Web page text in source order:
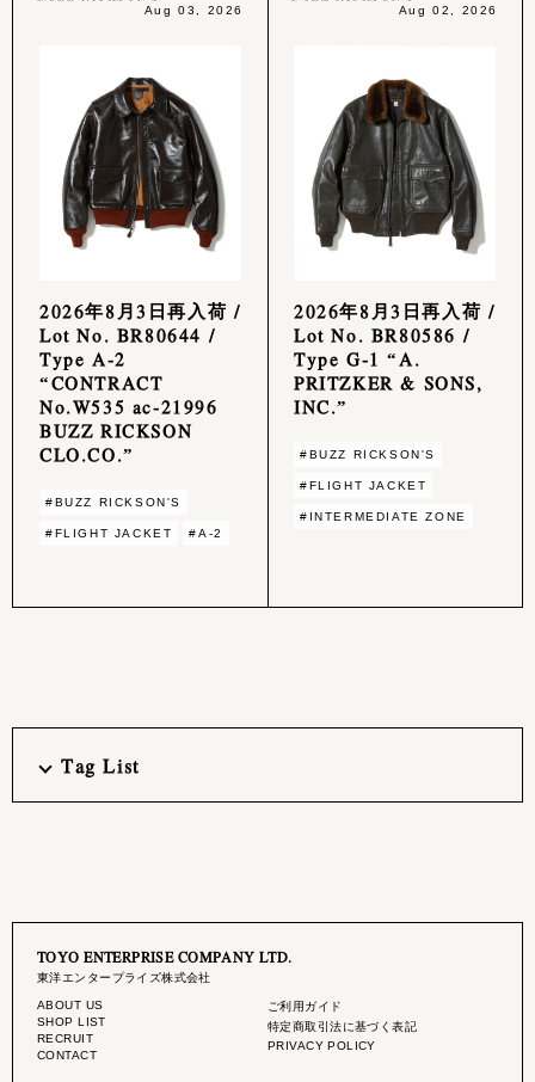
Aug 03, 2026
2026年8月3日再入荷 /
Lot No. BR80644 /
Type A-2
“CONTRACT
No.W535 ac-21996
BUZZ RICKSON
CLO.CO.”
#BUZZ RICKSON'S
#FLIGHT JACKET #A-2
Aug 02, 2026
2026年8月3日再入荷 /
Lot No. BR80586 /
Type G-1 “A.
PRITZKER & SONS,
INC.”
#BUZZ RICKSON'S
#FLIGHT JACKET
#INTERMEDIATE ZONE
Tag List
TOYO ENTERPRISE COMPANY LTD.
東洋エンタープライズ株式会社
ABOUT US
SHOP LIST
RECRUIT
CONTACT
ご利用ガイド
特定商取引法に基づく表記
PRIVACY POLICY